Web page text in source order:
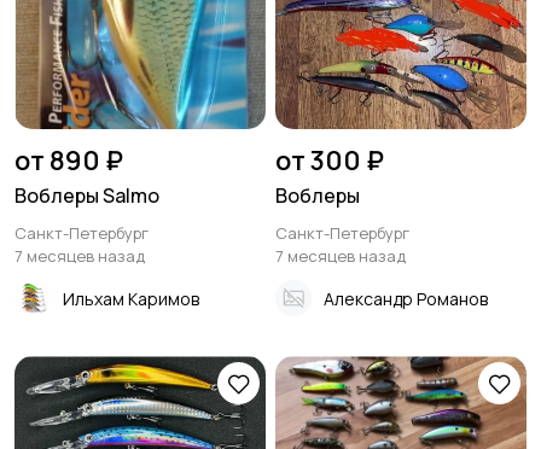
от 890 ₽
Воблеры Salmo
Санкт-Петербург
7 месяцев назад
Ильхам Каримов
от 300 ₽
Воблеры
Санкт-Петербург
7 месяцев назад
Александр Романов